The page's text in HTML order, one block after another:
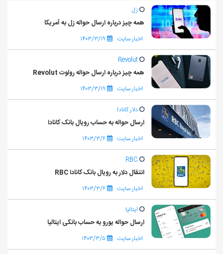
زل
همه چیز درباره ارسال حواله زل به آمریکا
اخبار سایت ۱۴۰۳/۳/۱۹
Revolut
همه چیز درباره ارسال حواله رولوت Revolut
اخبار سایت ۱۴۰۳/۳/۱۹
دلار کانادا
ارسال حواله به حساب رویال بانک کانادا
اخبار سایت ۱۴۰۳/۳/۶
RBC
انتقال دلار به رویال بانک کانادا RBC
اخبار سایت ۱۴۰۳/۳/۶
ایتالیا
ارسال حواله یورو به حساب بانکی ایتالیا
اخبار سایت ۱۴۰۳/۳/۵